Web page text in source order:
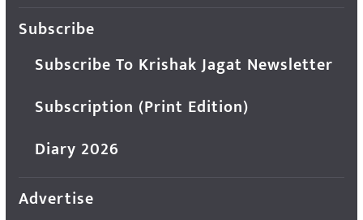
Subscribe
Subscribe To Krishak Jagat Newsletter
Subscription (Print Edition)
Diary 2026
Advertise